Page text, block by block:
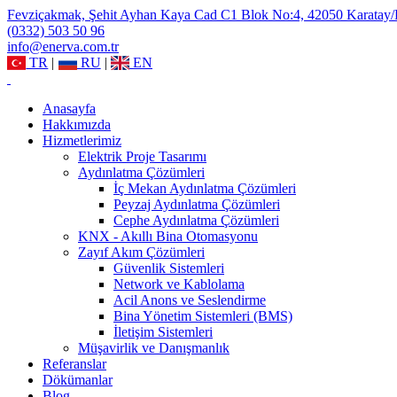
Fevziçakmak, Şehit Ayhan Kaya Cad C1 Blok No:4, 42050
(0332) 503 50 96
info@enerva.com.tr
TR | RU | EN
Anasayfa
Hakkımızda
Hizmetlerimiz
Elektrik Proje Tasarımı
Aydınlatma Çözümleri
İç Mekan Aydınlatma Çözümleri
Peyzaj Aydınlatma Çözümleri
Cephe Aydınlatma Çözümleri
KNX - Akıllı Bina Otomasyonu
Zayıf Akım Çözümleri
Güvenlik Sistemleri
Network ve Kablolama
Acil Anons ve Seslendirme
Bina Yönetim Sistemleri (BMS)
İletişim Sistemleri
Müşavirlik ve Danışmanlık
Referanslar
Dökümanlar